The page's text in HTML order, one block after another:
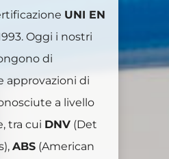
UNI EN
Oggi i nostri
di
approvazioni di
a livello
tra cui DNV(Det
ABS(American